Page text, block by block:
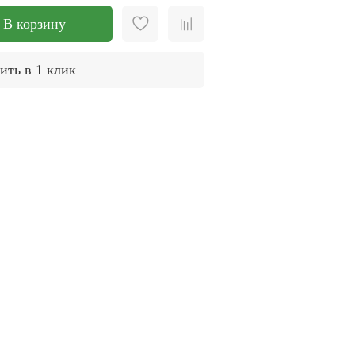
В корзину
в 1 клик